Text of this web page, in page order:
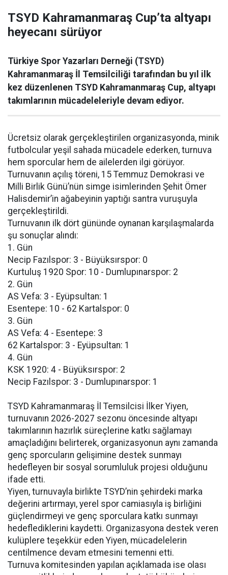
TSYD Kahramanmaraş Cup’ta altyapı
heyecanı sürüyor
Türkiye Spor Yazarları Derneği (TSYD)
Kahramanmaraş İl Temsilciliği tarafından bu yıl ilk
kez düzenlenen TSYD Kahramanmaraş Cup, altyapı
takımlarının mücadeleleriyle devam ediyor.
Ücretsiz olarak gerçekleştirilen organizasyonda, minik
futbolcular yeşil sahada mücadele ederken, turnuva
hem sporcular hem de ailelerden ilgi görüyor.
Turnuvanın açılış töreni, 15 Temmuz Demokrasi ve
Milli Birlik Günü’nün simge isimlerinden Şehit Ömer
Halisdemir’in ağabeyinin yaptığı santra vuruşuyla
gerçekleştirildi.
Turnuvanın ilk dört gününde oynanan karşılaşmalarda
şu sonuçlar alındı:
1. Gün
Necip Fazılspor: 3 - Büyüksırspor: 0
Kurtuluş 1920 Spor: 10 - Dumlupınarspor: 2
2. Gün
AS Vefa: 3 - Eyüpsultan: 1
Esentepe: 10 - 62 Kartalspor: 0
3. Gün
AS Vefa: 4 - Esentepe: 3
62 Kartalspor: 3 - Eyüpsultan: 1
4. Gün
KSK 1920: 4 - Büyüksırspor: 2
Necip Fazılspor: 3 - Dumlupınarspor: 1
TSYD Kahramanmaraş İl Temsilcisi İlker Yiyen,
turnuvanın 2026-2027 sezonu öncesinde altyapı
takımlarının hazırlık süreçlerine katkı sağlamayı
amaçladığını belirterek, organizasyonun aynı zamanda
genç sporcuların gelişimine destek sunmayı
hedefleyen bir sosyal sorumluluk projesi olduğunu
ifade etti.
Yiyen, turnuvayla birlikte TSYD’nin şehirdeki marka
değerini artırmayı, yerel spor camiasıyla iş birliğini
güçlendirmeyi ve genç sporculara katkı sunmayı
hedeflediklerini kaydetti. Organizasyona destek veren
kulüplere teşekkür eden Yiyen, mücadelelerin
centilmence devam etmesini temenni etti.
Turnuva komitesinden yapılan açıklamada ise olası